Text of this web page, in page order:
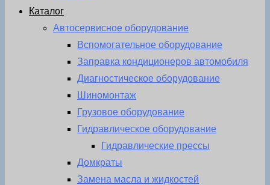
Каталог
Автосервисное оборудование
Вспомогательное оборудование
Заправка кондиционеров автомобиля
Диагностическое оборудование
Шиномонтаж
Грузовое оборудование
Гидравлическое оборудование
Гидравлические прессы
Домкраты
Замена масла и жидкостей